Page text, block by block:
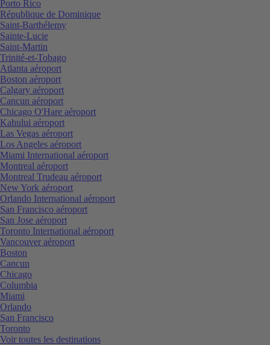
Porto Rico
République de Dominique
Saint-Barthélemy
Sainte-Lucie
Saint-Martin
Trinité-et-Tobago
Atlanta aéroport
Boston aéroport
Calgary aéroport
Cancun aéroport
Chicago O'Hare aéroport
Kahului aéroport
Las Vegas aéroport
Los Angeles aéroport
Miami International aéroport
Montreal aéroport
Montreal Trudeau aéroport
New York aéroport
Orlando International aéroport
San Francisco aéroport
San Jose aéroport
Toronto International aéroport
Vancouver aéroport
Boston
Cancun
Chicago
Columbia
Miami
Orlando
San Francisco
Toronto
Voir toutes les destinations